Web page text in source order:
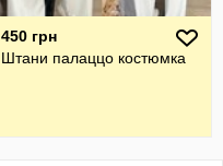
450 грн
Штани палаццо костюмка